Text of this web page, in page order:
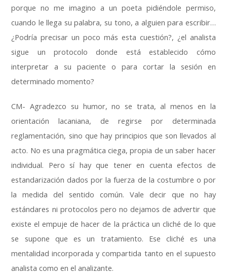
porque no me imagino a un poeta pidiéndole permiso,
cuando le llega su palabra, su tono, a alguien para escribir…
¿Podría precisar un poco más esta cuestión?, ¿el analista
sigue un protocolo donde está establecido cómo
interpretar a su paciente o para cortar la sesión en
determinado momento?
CM- Agradezco su humor, no se trata, al menos en la
orientación lacaniana, de regirse por determinada
reglamentación, sino que hay principios que son llevados al
acto. No es una pragmática ciega, propia de un saber hacer
individual. Pero sí hay que tener en cuenta efectos de
estandarización dados por la fuerza de la costumbre o por
la medida del sentido común. Vale decir que no hay
estándares ni protocolos pero no dejamos de advertir que
existe el empuje de hacer de la práctica un cliché de lo que
se supone que es un tratamiento. Ese cliché es una
mentalidad incorporada y compartida tanto en el supuesto
analista como en el analizante.